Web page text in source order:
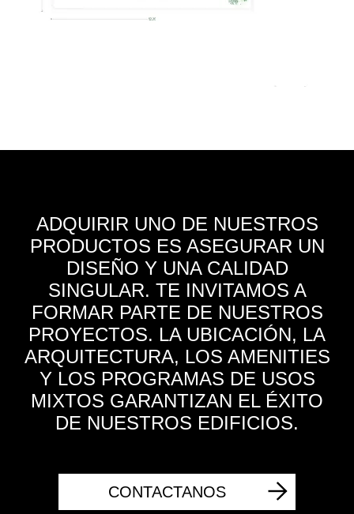
ADQUIRIR UNO DE NUESTROS
PRODUCTOS ES ASEGURAR UN
DISEÑO Y UNA CALIDAD
SINGULAR. TE INVITAMOS A
FORMAR PARTE DE NUESTROS
PROYECTOS. LA UBICACIÓN, LA
ARQUITECTURA, LOS AMENITIES
Y LOS PROGRAMAS DE USOS
MIXTOS GARANTIZAN EL ÉXITO
DE NUESTROS EDIFICIOS.
CONTACTANOS